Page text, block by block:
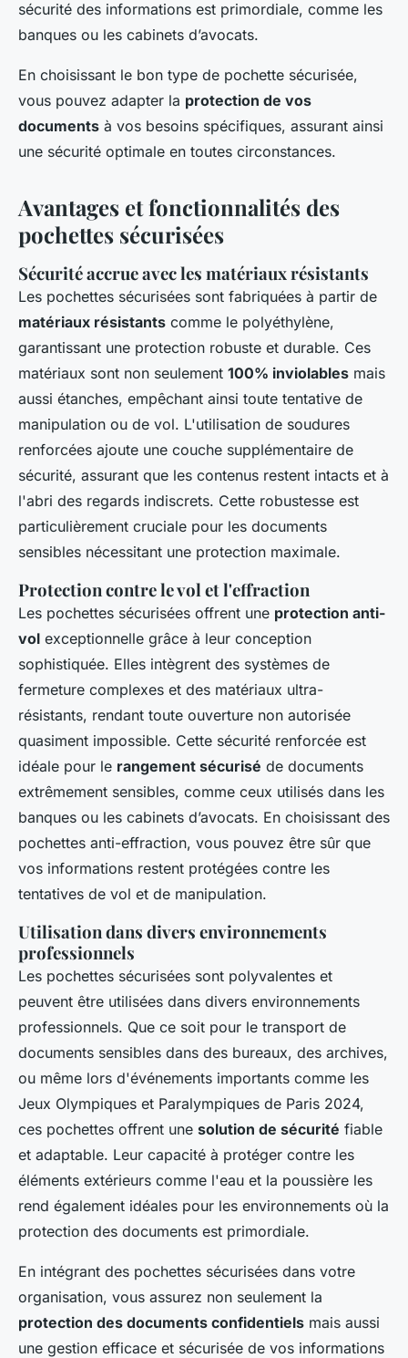
sécurité des informations est primordiale, comme les
banques ou les cabinets d’avocats.
En choisissant le bon type de pochette sécurisée,
vous pouvez adapter la protection de vos
documents à vos besoins spécifiques, assurant ainsi
une sécurité optimale en toutes circonstances.
Avantages et fonctionnalités des
pochettes sécurisées
Sécurité accrue avec les matériaux résistants
Les pochettes sécurisées sont fabriquées à partir de
matériaux résistants comme le polyéthylène,
garantissant une protection robuste et durable. Ces
matériaux sont non seulement 100% inviolables mais
aussi étanches, empêchant ainsi toute tentative de
manipulation ou de vol. L'utilisation de soudures
renforcées ajoute une couche supplémentaire de
sécurité, assurant que les contenus restent intacts et à
l'abri des regards indiscrets. Cette robustesse est
particulièrement cruciale pour les documents
sensibles nécessitant une protection maximale.
Protection contre le vol et l'effraction
Les pochettes sécurisées offrent une protection anti-
vol exceptionnelle grâce à leur conception
sophistiquée. Elles intègrent des systèmes de
fermeture complexes et des matériaux ultra-
résistants, rendant toute ouverture non autorisée
quasiment impossible. Cette sécurité renforcée est
idéale pour le rangement sécurisé de documents
extrêmement sensibles, comme ceux utilisés dans les
banques ou les cabinets d’avocats. En choisissant des
pochettes anti-effraction, vous pouvez être sûr que
vos informations restent protégées contre les
tentatives de vol et de manipulation.
Utilisation dans divers environnements
professionnels
Les pochettes sécurisées sont polyvalentes et
peuvent être utilisées dans divers environnements
professionnels. Que ce soit pour le transport de
documents sensibles dans des bureaux, des archives,
ou même lors d'événements importants comme les
Jeux Olympiques et Paralympiques de Paris 2024,
ces pochettes offrent une solution de sécurité fiable
et adaptable. Leur capacité à protéger contre les
éléments extérieurs comme l'eau et la poussière les
rend également idéales pour les environnements où la
protection des documents est primordiale.
En intégrant des pochettes sécurisées dans votre
organisation, vous assurez non seulement la
protection des documents confidentiels mais aussi
une gestion efficace et sécurisée de vos informations